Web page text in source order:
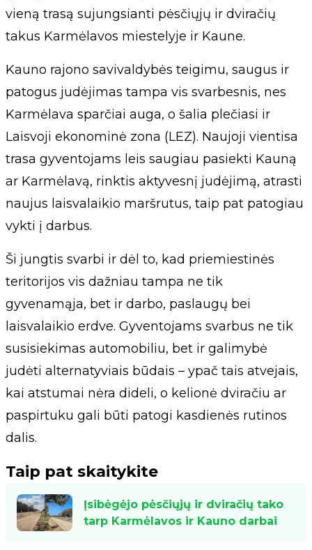
vieną trasą sujungsianti pėsčiųjų ir dviračių
takus Karmėlavos miestelyje ir Kaune.
Kauno rajono savivaldybės teigimu, saugus ir
patogus judėjimas tampa vis svarbesnis, nes
Karmėlava sparčiai auga, o šalia plečiasi ir
Laisvoji ekonominė zona (LEZ). Naujoji vientisa
trasa gyventojams leis saugiau pasiekti Kauną
ar Karmėlavą, rinktis aktyvesnį judėjimą, atrasti
naujus laisvalaikio maršrutus, taip pat patogiau
vykti į darbus.
Ši jungtis svarbi ir dėl to, kad priemiestinės
teritorijos vis dažniau tampa ne tik
gyvenamąja, bet ir darbo, paslaugų bei
laisvalaikio erdve. Gyventojams svarbus ne tik
susisiekimas automobiliu, bet ir galimybė
judėti alternatyviais būdais – ypač tais atvejais,
kai atstumai nėra dideli, o kelionė dviračiu ar
paspirtuku gali būti patogi kasdienės rutinos
dalis.
Taip pat skaitykite
Įsibėgėjo pėsčiųjų ir dviračių tako
tarp Karmėlavos ir Kauno darbai